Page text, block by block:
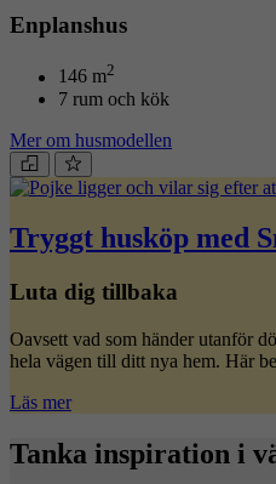
Enplanshus
146 m2
7 rum och kök
Mer om husmodellen
Tryggt husköp med
Luta dig tillbaka
Oavsett vad som händer utanför
hela vägen till ditt nya hem. Här
Läs mer
Tanka inspiration i